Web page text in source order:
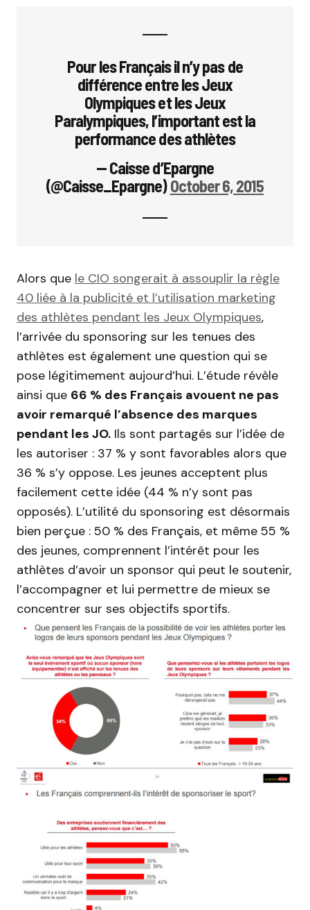
Pour les Français il n’y pas de
différence entre les Jeux
Olympiques et les Jeux
Paralympiques, l’important est la
performance des athlètes
— Caisse d’Epargne
(@Caisse_Epargne)October 6, 2015
Alors que le CIO songerait à assouplir la règle
40 liée à la publicité et l’utilisation marketing
des athlètes pendant les Jeux Olympiques,
l’arrivée du sponsoring sur les tenues des
athlètes est également une question qui se
pose légitimement aujourd’hui. L’étude révèle
ainsi que 66 % des Français avouent ne pas
avoir remarqué l’absence des marques
pendant les JO. Ils sont partagés sur l’idée de
les autoriser : 37 % y sont favorables alors que
36 % s’y oppose. Les jeunes acceptent plus
facilement cette idée (44 % n’y sont pas
opposés). L’utilité du sponsoring est désormais
bien perçue : 50 % des Français, et même 55 %
des jeunes, comprennent l’intérêt pour les
athlètes d’avoir un sponsor qui peut le soutenir,
l’accompagner et lui permettre de mieux se
concentrer sur ses objectifs sportifs.